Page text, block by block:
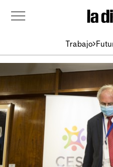
Trabajo